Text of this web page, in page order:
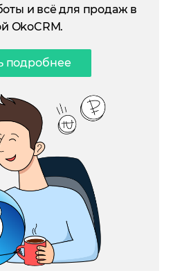
и всё для продаж в
OkoCRM.
подробнее